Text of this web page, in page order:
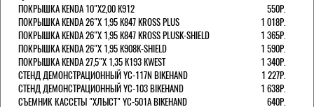
ПОКРЫШКА KENDA 10"Х2,00 K912
550Р.
ПОКРЫШКА KENDA 26"Х 1,95 K847 KROSS PLUS
1 018Р.
ПОКРЫШКА KENDA 26"Х 1,95 K847 KROSS PLUSK-SHIELD
1 365Р.
ПОКРЫШКА KENDA 26"Х 1,95 K908K-SHIELD
1 590Р.
ПОКРЫШКА KENDA 27,5"Х 1,35 K193 KWEST
1 340Р.
СТЕНД ДЕМОНСТРАЦИОННЫЙ YC-117N BIKEHAND
1 227Р.
СТЕНД ДЕМОНСТРАЦИОННЫЙ YC-103 BIKEHAND
1 638Р.
СЪЕМНИК КАССЕТЫ "ХЛЫСТ" YC-501A BIKEHAND
640Р.